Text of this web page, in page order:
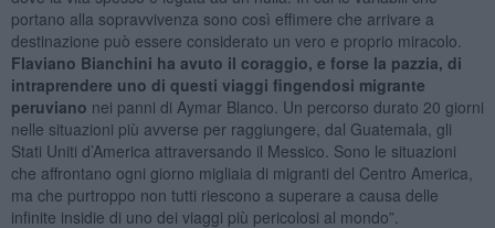
portano alla sopravvivenza sono così effimere che arrivare a
destinazione può essere considerato un vero e proprio miracolo.
Flaviano Bianchini ha avuto il coraggio, e forse la pazzia, di
intraprendere uno di questi viaggi fingendosi migrante
peruviano nei panni di Aymar Blanco. Un percorso durato 20 giorni
nelle situazioni più avverse per raggiungere, dal Guatemala, gli
Stati Uniti d’America attraversando il Messico. Sono le situazioni
che affrontano ogni giorno migliaia di migranti del Centro America,
ma che purtroppo non tutti riescono a superare a causa delle
infinite insidie di uno dei viaggi più pericolosi al mondo”.